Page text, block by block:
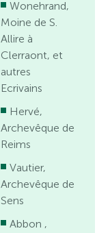
Wonehrand,
Moine de S.
Allire à
Clerraont, et
autres
Ecrivains
Hervé,
Archevêque de
Reims
Vautier,
Archevêque de
Sens
Abbon ,